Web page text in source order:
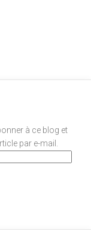
à ce blog et
par e-mail.